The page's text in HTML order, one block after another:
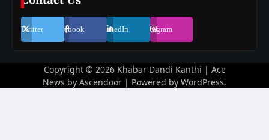
Twitter Facebook LinkedIn Instagram
Copyright © 2026 Khabar Dandi Kanthi | Ace
News by Ascendoor | Powered by WordPress.